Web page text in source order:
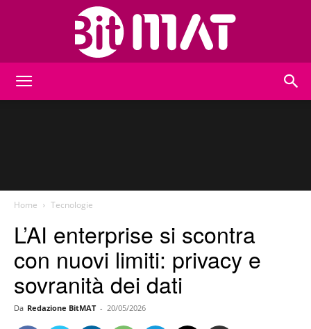
Home Tecnologie
L’AI enterprise si scontra
con nuovi limiti: privacy e
sovranità dei dati
Da Redazione BitMAT - 20/05/2026